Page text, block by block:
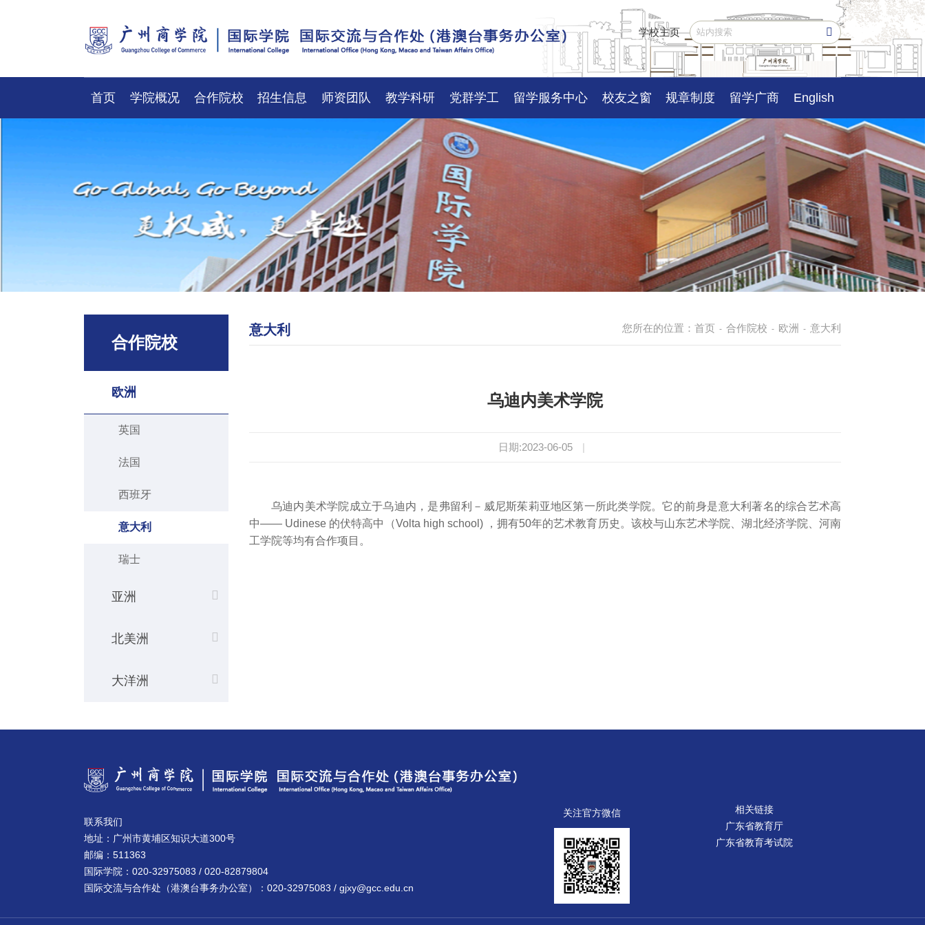
学校主页
首页 学院概况 合作院校 招生信息 师资团队 教学科研 党群学工 留学服务中心 校友之窗 规章制度 留学广商 English
合作院校
欧洲
英国
法国
西班牙
意大利
瑞士
亚洲
北美洲
大洋洲
您所在的位置： 首页 - 合作院校 - 欧洲 - 意大利
意大利
乌迪内美术学院
日期:2023-06-05 |
乌迪内美术学院成立于乌迪内，是弗留利－威尼斯茱莉亚地区第一所此类学院。它的前身是意大利著名的综合艺术高
中—— Udinese 的伏特高中（Volta high school) ，拥有50年的艺术教育历史。该校与山东艺术学院、湖北经济学院、河南
工学院等均有合作项目。
联系我们
地址：广州市黄埔区知识大道300号
邮编：511363
国际学院：020-32975083 / 020-82879804
国际交流与合作处（港澳台事务办公室）：020-32975083 / gjxy@gcc.edu.cn
关注官方微信
相关链接
广东省教育厅
广东省教育考试院